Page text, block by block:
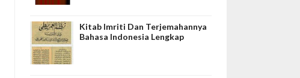
Kitab Imriti Dan Terjemahannya
Bahasa Indonesia Lengkap